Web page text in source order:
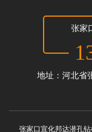
张家
地址：河北省
张家口宣化邦达潜孔